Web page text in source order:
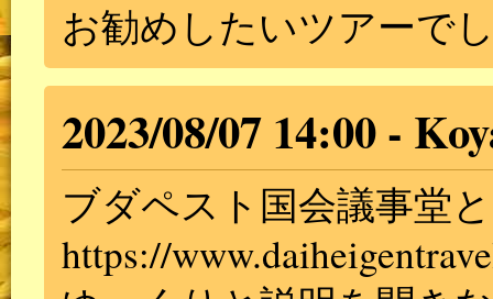
お勧めしたいツアーで
2023/08/07 14:00
ブダペスト国会議事堂
https://